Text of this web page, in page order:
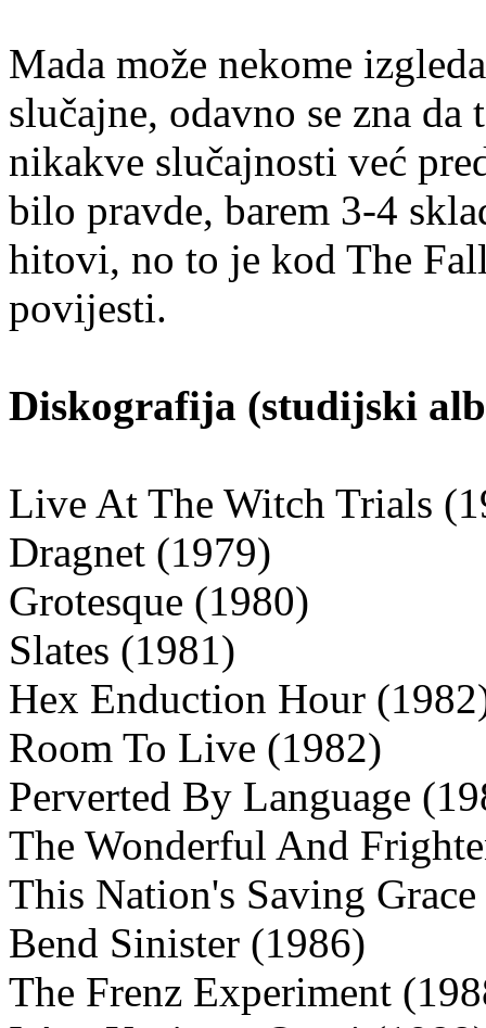
Mada može nekome
slučajne, odavno se zna
nikakve slučajnosti već
bilo pravde, barem 3-4
hitovi, no to je kod The
povijesti.
Diskografija (studijski
Live At The Witch Trials
Dragnet (1979)
Grotesque (1980)
Slates (1981)
Hex Enduction Hour
Room To Live (1982)
Perverted By Language
The Wonderful And
This Nation's Saving
Bend Sinister (1986)
The Frenz Experiment